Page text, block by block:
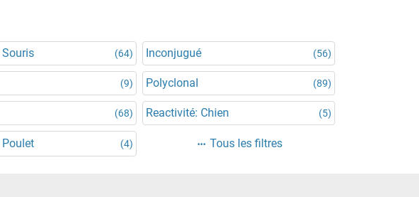
Souris (64) Inconjugué (56)
(9) Polyclonal (89)
(68) Reactivité: Chien (5)
Poulet (4) Tous les filtres